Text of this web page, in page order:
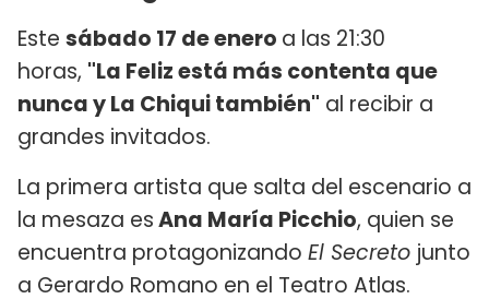
Este sábado 17 de enero a las 21:30
horas, "La Feliz está más contenta que
nunca y La Chiqui también" al recibir a
grandes invitados.
La primera artista que salta del escenario a
la mesaza esAna María Picchio, quien se
encuentra protagonizando El Secreto junto
a Gerardo Romano en el Teatro Atlas.